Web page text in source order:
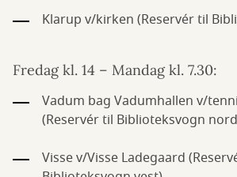
Klarup v/kirken (Reservér til
Fredag kl. 14 – Mandag kl. 7.30:
Vadum bag Vadumhallen v/
(Reservér til Biblioteksvogn
Visse v/Visse Ladegaard